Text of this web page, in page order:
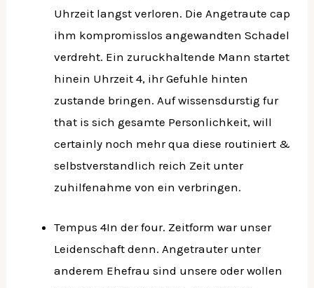
Uhrzeit langst verloren. Die Angetraute cap
ihm kompromisslos angewandten Schadel
verdreht. Ein zuruckhaltende Mann startet
hinein Uhrzeit 4, ihr Gefuhle hinten
zustande bringen. Auf wissensdurstig fur
that is sich gesamte Personlichkeit, will
certainly noch mehr qua diese routiniert &
selbstverstandlich reich Zeit unter
zuhilfenahme von ein verbringen.
Tempus 4In der four. Zeitform war unser
Leidenschaft denn. Angetrauter unter
anderem Ehefrau sind unsere oder wollen